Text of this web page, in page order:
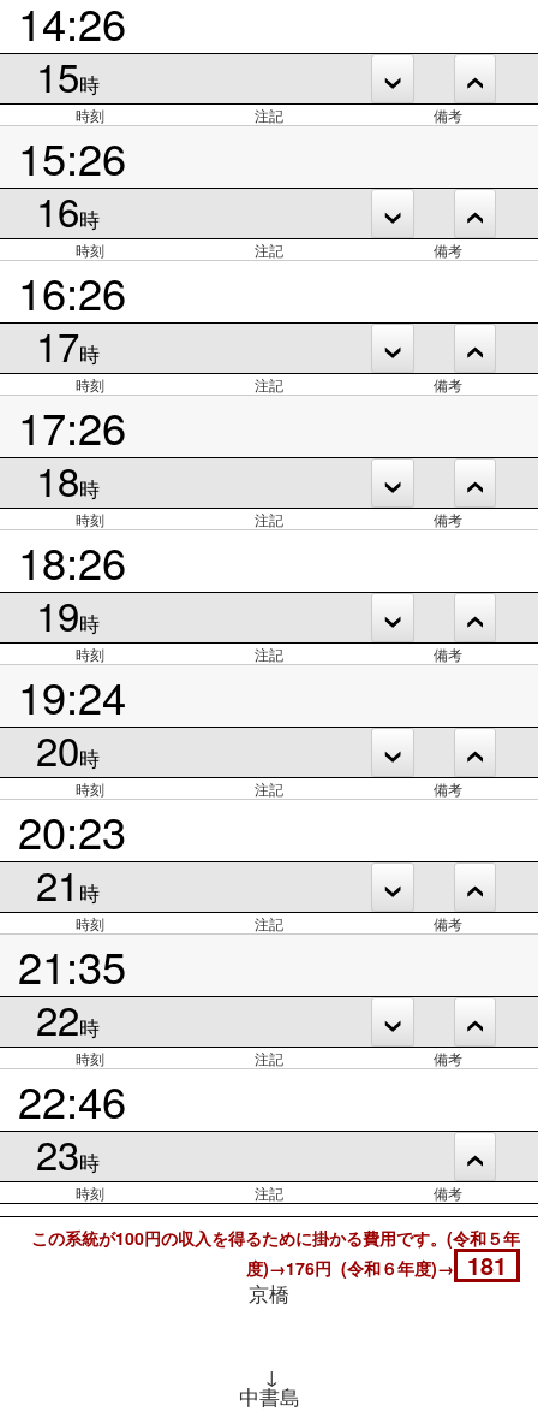
14:26
15時
時刻 注記 備考
15:26
16時
時刻 注記 備考
16:26
17時
時刻 注記 備考
17:26
18時
時刻 注記 備考
18:26
19時
時刻 注記 備考
19:24
20時
時刻 注記 備考
20:23
21 時
時刻 注記 備考
21:35
22時
時刻 注記 備考
22:46
23時
時刻 注記 備考
この系統が100円の収入を得るために掛かる費用です。(令和５年
度)→176円 (令和６年度)→
181
京橋
↓
中書島